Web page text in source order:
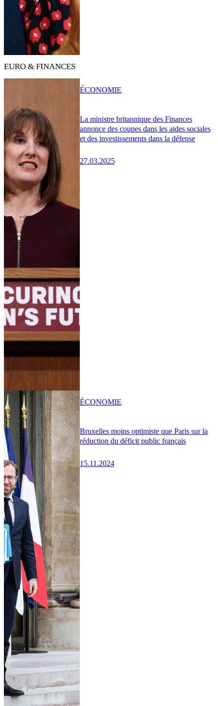
EURO & FINANCES
La ministre britannique des Finances
annonce des coupes dans les aides sociales
et des investissements dans la défense
27.03.2025
ÉCONOMIE
Bruxelles moins optimiste que Paris sur la
réduction du déficit public français
15.11.2024
ÉCONOMIE